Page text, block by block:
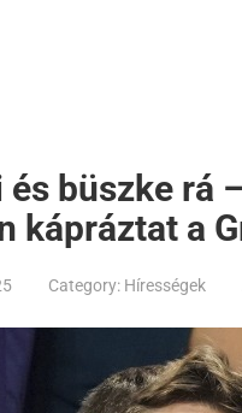
büszke rá
kápráztat a
Category: Hírességek